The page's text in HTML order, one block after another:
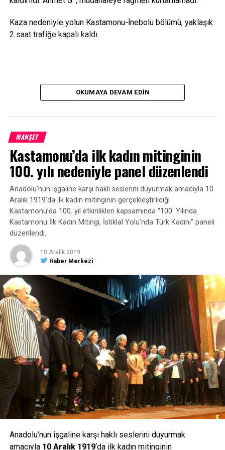
YORUMLAR
Facebook Yorumları
ETIKETLER İHTIYAÇ SAHIBI MANŞET
SONRAKI HABER
Ilgaz Dağı Milli Parkı’nda kar kalınlığı 70 santimetreyi
geçti
ÖNCEKI HABER
Tarihi konakta yangın
Kaza nedeniyle yolun Kastamonu-İnebolu bölümü, yaklaşık
2 saat trafiğe kapalı kaldı.
OKUMAYA DEVAM EDIN
MANŞET
Kastamonu’da ilk kadın mitinginin
100. yılı nedeniyle panel düzenlendi
Anadolu’nun işgaline karşı haklı seslerini duyurmak amacıyla 10
Aralık 1919’da ilk kadın mitinginin gerçekleştirildiği
Kastamonu’da 100. yıl etkinlikleri kapsamında “100. Yılında
Kastamonu İlk Kadın Mitingi, İstiklal Yolu’nda Türk Kadını” paneli
düzenlendi.
10 Aralık 2019
Haber Merkezi
Anadolu’nun işgaline karşı haklı seslerini duyurmak
amacıyla 10 Aralık 1919‘da ilk kadın mitinginin